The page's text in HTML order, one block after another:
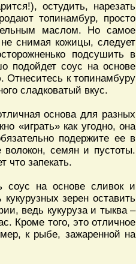
остудить, нарезать
топинамбур, просто
маслом. Но самое
снимая кожицы, следует
подсушить в
подойдет соус на основе
Отнеситесь к топинамбуру
сладковатый вкус.
основа для разных
«играть» как угодно, она
подержите ее в
семян и пустоты.
что запекать.
соус на основе сливок и
зерен оставить
ведь кукуруза и тыква –
Кроме того, это отличное
к рыбе, зажаренной на